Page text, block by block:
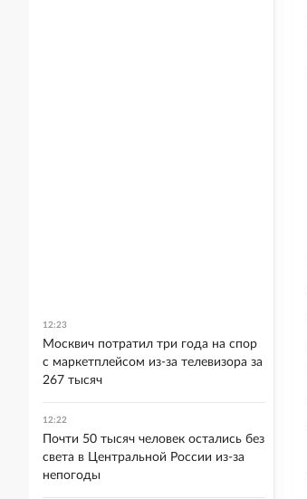
12:23
Москвич потратил три года на спор
с маркетплейсом из-за телевизора за
267 тысяч
12:22
Почти 50 тысяч человек остались без
света в Центральной России из-за
непогоды